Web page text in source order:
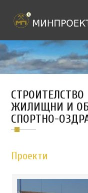
ЖИЛИЩНИ И
СПОРТНО-
Проекти